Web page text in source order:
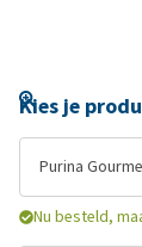
Kies je
Purina
Nu besteld,